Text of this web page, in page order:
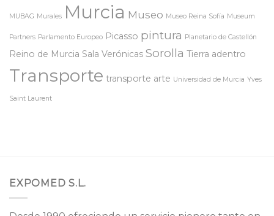
MUBAG Murales Murcia Museo Museo Reina Sofía Museum
Partners Parlamento Europeo Picasso pintura Planetario de Castellón
Reino de Murcia Sala Verónicas Sorolla Tierra adentro
Transporte transporte arte Universidad de Murcia Yves
Saint Laurent
EXPOMED S.L.